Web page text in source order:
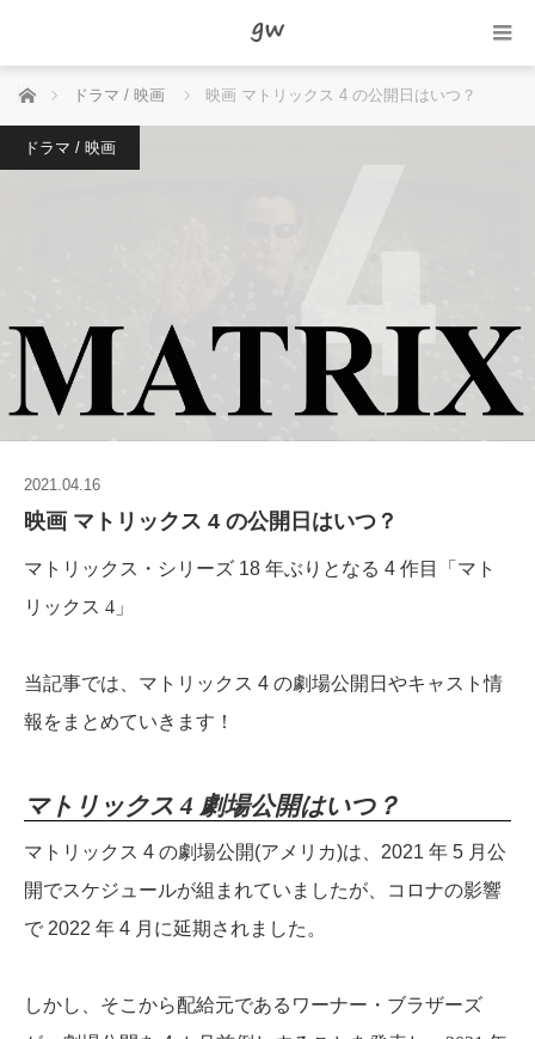
ホーム ドラマ / 映画 映画 マトリックス 4 の公開日はいつ？
ドラマ / 映画
2021.04.16
映画 マトリックス 4 の公開日はいつ？
マトリックス・シリーズ 18 年ぶりとなる 4 作目
「マト
リックス 4」
当記事では、マトリックス 4 の劇場公開日やキャスト情
報をまとめていきます！
マトリックス 4 劇場公開はいつ？
マトリックス 4 の劇場公開(アメリカ)は、2021 年 5 月公
開でスケジュールが組まれていましたが、コロナの影響
で 2022 年 4 月に延期されました。
しかし、そこから配給元であるワーナー・ブラザーズ